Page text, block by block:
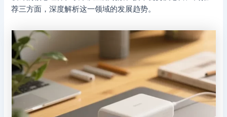
荐三方面，深度解析这一领域的发展趋势。